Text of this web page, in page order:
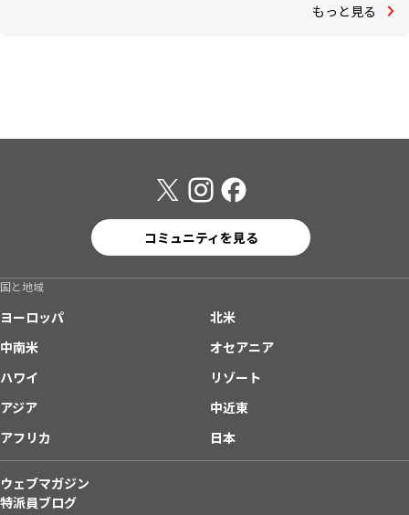
もっと見る
コミュニティを見る
国と地域
ヨーロッパ
北米
中南米
オセアニア
ハワイ
リゾート
アジア
中近東
アフリカ
日本
ウェブマガジン
特派員ブログ